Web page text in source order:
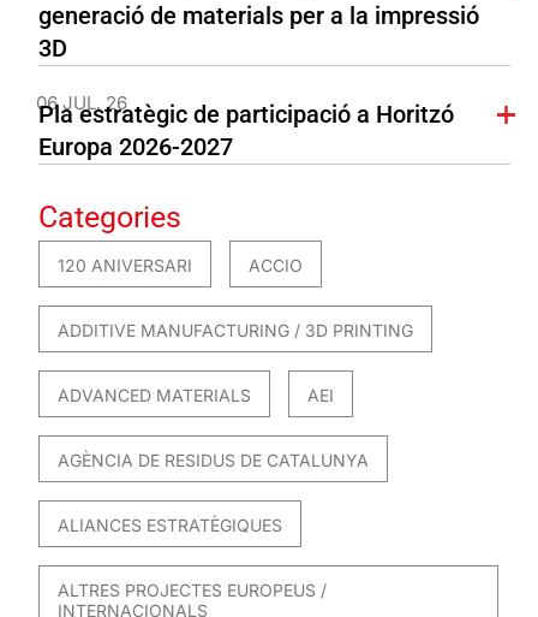
generació de materials per a la impressió
3D
06 JUL. 26
Pla estratègic de participació a Horitzó
Europa 2026-2027
Categories
120 ANIVERSARI ACCIO
ADDITIVE MANUFACTURING / 3D PRINTING
ADVANCED MATERIALS AEI
AGÈNCIA DE RESIDUS DE CATALUNYA
ALIANCES ESTRATÈGIQUES
ALTRES PROJECTES EUROPEUS /
INTERNACIONALS